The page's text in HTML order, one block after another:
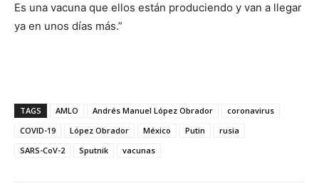
Es una vacuna que ellos están produciendo y van a llegar
ya en unos días más.”
TAGS AMLO Andrés Manuel López Obrador
coronavirus
COVID-19
López Obrador México Putin
rusia
SARS-CoV-2
Sputnik vacunas